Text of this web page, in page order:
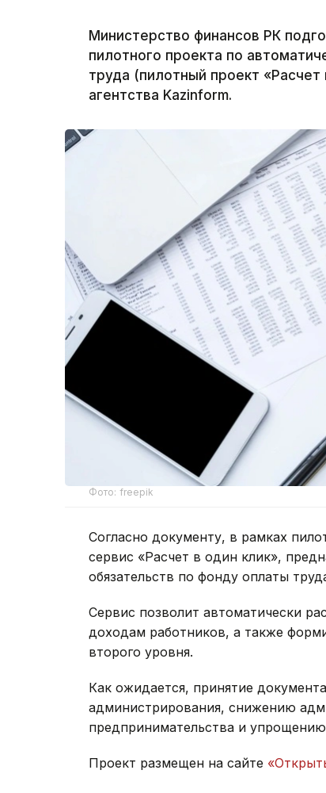
Министерство финансов РК
пилотного проекта по
труда (пилотный проект
агентства Kazinform.
Фото: freepik
Согласно документу, в рамках
сервис «Расчет в один клик»,
обязательств по фонду оплаты
Сервис позволит автоматически
доходам работников, а также
второго уровня.
Как ожидается, принятие
администрирования, снижению
предпринимательства и упрощению
Проект размещен на сайте